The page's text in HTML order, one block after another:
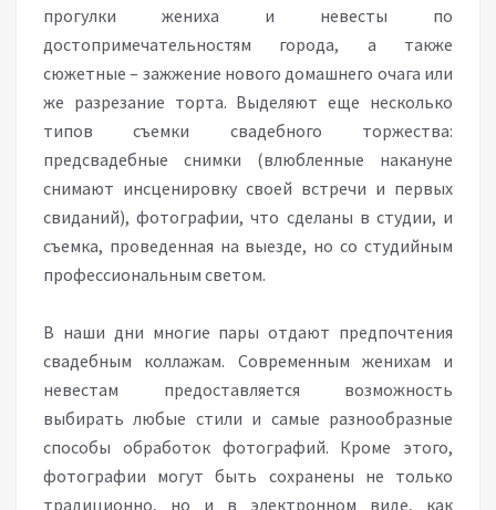
прогулки жениха и невесты по
достопримечательностям города, а также
сюжетные – зажжение нового домашнего очага или
же разрезание торта. Выделяют еще несколько
типов съемки свадебного торжества:
предсвадебные снимки (влюбленные накануне
снимают инсценировку своей встречи и первых
свиданий), фотографии, что сделаны в студии, и
съемка, проведенная на выезде, но со студийным
профессиональным светом.
В наши дни многие пары отдают предпочтения
свадебным коллажам. Современным женихам и
невестам предоставляется возможность
выбирать любые стили и самые разнообразные
способы обработок фотографий. Кроме этого,
фотографии могут быть сохранены не только
традиционно, но и в электронном виде, как